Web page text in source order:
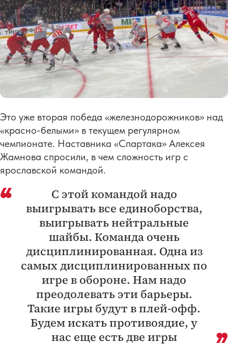
Это уже вторая победа «железнодорожников» над
«красно-белыми» в текущем регулярном
чемпионате. Наставника «Спартака» Алексея
Жамнова спросили, в чем сложность игр с
ярославской командой.
С этой командой надо
выигрывать все единоборства,
выигрывать нейтральные
шайбы. Команда очень
дисциплинированная. Одна из
самых дисциплинированных по
игре в обороне. Нам надо
преодолевать эти барьеры.
Такие игры будут в плей-офф.
Будем искать противоядие, у
нас еще есть две игры